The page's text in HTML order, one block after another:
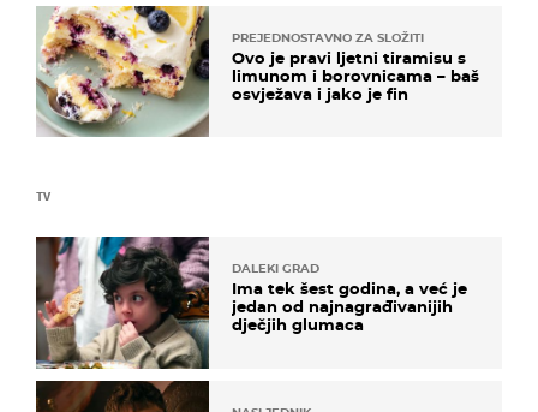
TV
DALEKI GRAD
Ima tek šest godina, a već je
jedan od najnagrađivanijih
dječjih glumaca
PREJEDNOSTAVNO ZA SLOŽITI
Ovo je pravi ljetni tiramisu s
limunom i borovnicama – baš
osvježava i jako je fin